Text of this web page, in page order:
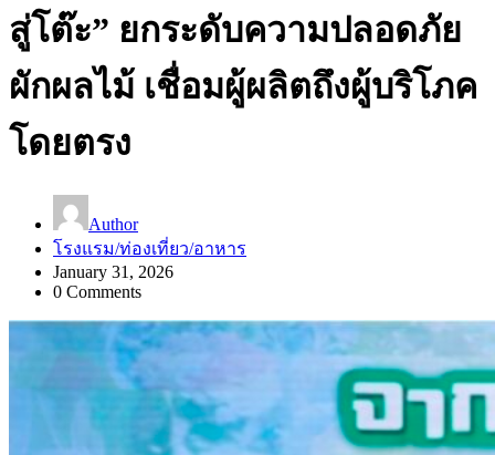
สู่โต๊ะ” ยกระดับความปลอดภัย
ผักผลไม้ เชื่อมผู้ผลิตถึงผู้บริโภค
โดยตรง
Author
โรงแรม/ท่องเที่ยว/อาหาร
January 31, 2026
0 Comments